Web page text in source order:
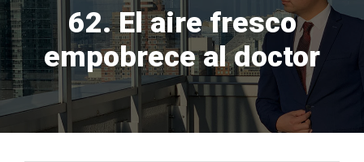
62. El aire fresco
empobrece al doctor